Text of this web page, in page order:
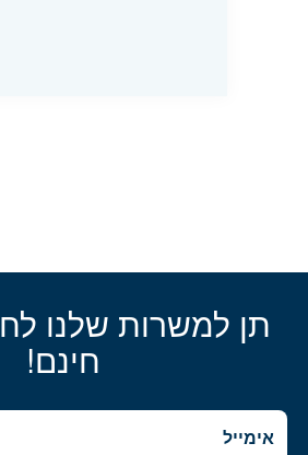
תן למשרות שלנו
חינם!